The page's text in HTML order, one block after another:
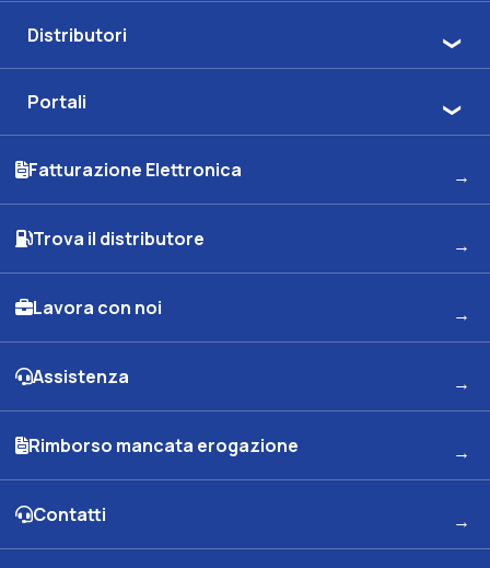
Distributori
Portali
Fatturazione Elettronica
Trova il distributore
Lavora con noi
Assistenza
Rimborso mancata erogazione
Contatti